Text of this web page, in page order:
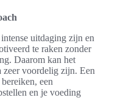
uitdaging zijn en
te raken zonder
Daarom kan het
zeer voordelig zijn. Een
een
en je voeding